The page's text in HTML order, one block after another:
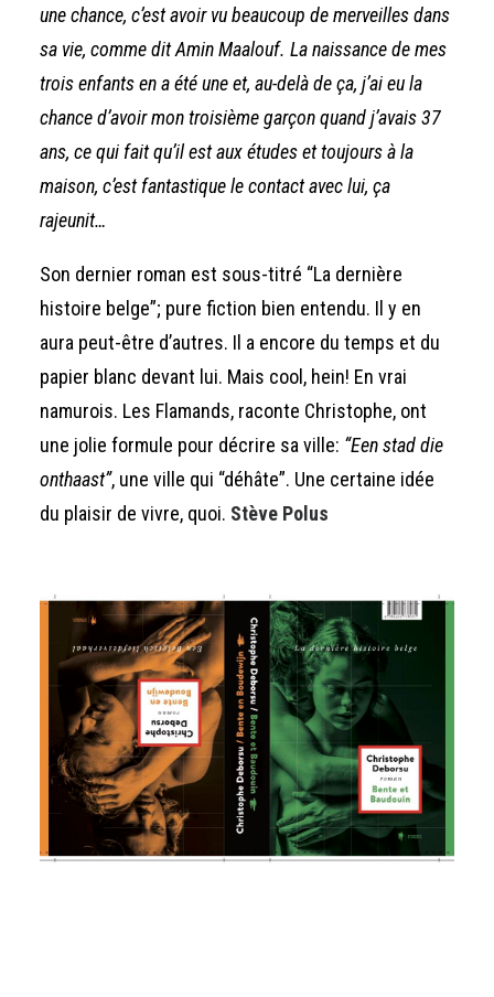
une chance, c’est avoir vu beaucoup de merveilles dans
sa vie, comme dit Amin Maalouf. La naissance de mes
trois enfants en a été une et, au-delà de ça, j’ai eu la
chance d’avoir mon troisième garçon quand j’avais 37
ans, ce qui fait qu’il est aux études et toujours à la
maison, c’est fantastique le contact avec lui, ça
rajeunit…
Son dernier roman est sous-titré “La dernière
histoire belge”; pure fiction bien entendu. Il y en
aura peut-être d’autres. Il a encore du temps et du
papier blanc devant lui. Mais cool, hein! En vrai
namurois. Les Flamands, raconte Christophe, ont
une jolie formule pour décrire sa ville: “Een stad die
onthaast”, une ville qui “déhâte”. Une certaine idée
du plaisir de vivre, quoi. Stève Polus